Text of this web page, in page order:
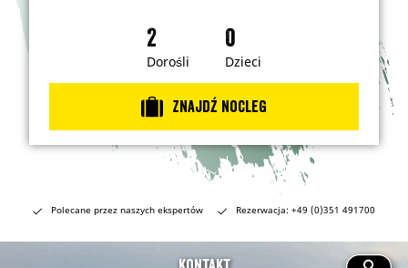
ć
?
d
Dorośli Dzieci
Znajdź nocleg
Polecane przez naszych ekspertów Rezerwacja: +49 (0)351 491700